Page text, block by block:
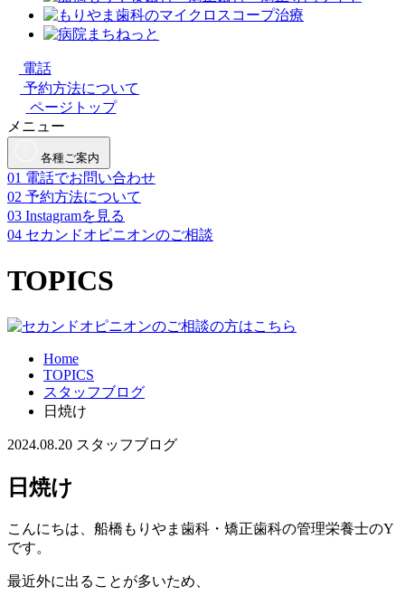
電話
予約方法について
ページトップ
メニュー
各種ご案内
01 電話でお問い合わせ
02 予約方法について
03 Instagramを見る
04 セカンドオピニオンのご相談
TOPICS
Home
TOPICS
スタッフブログ
日焼け
2024.08.20 スタッフブログ
日焼け
こんにちは、船橋もりやま歯科・矯正歯科の管理栄養士のY
です。
最近外に出ることが多いため、